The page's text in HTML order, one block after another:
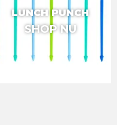
LUNCH PUNCH
SHOP NU